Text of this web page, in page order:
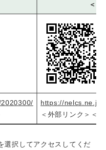
＜ス
https://nelcs.ne.jp/
＜外部リンク＞ ＜
選択してアクセスしてくだ